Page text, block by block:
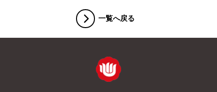
一覧へ戻る